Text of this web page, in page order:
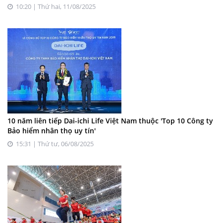
10:20 | Thứ hai, 11/08/2025
10 năm liên tiếp Dai-ichi Life Việt Nam thuộc 'Top 10 Công ty
Bảo hiểm nhân thọ uy tín'
15:31 | Thứ tư, 06/08/2025